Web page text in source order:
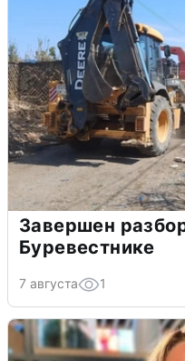
Завершен
Буревестнике
7 августа 1